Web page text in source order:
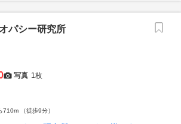
パシー研究所
写真 1枚
710m （徒歩9分）